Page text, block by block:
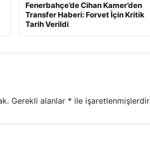
Fenerbahçe’de Cihan Kamer’den
Transfer Haberi: Forvet İçin Kritik
Tarih Verildi
Gerekli alanlar * ile işaretlenmişlerdir